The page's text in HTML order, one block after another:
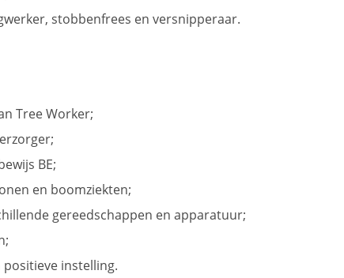
stobbenfrees en versnipperaar.
Tree Worker;
BE;
en boomziekten;
gereedschappen en apparatuur;
instelling.